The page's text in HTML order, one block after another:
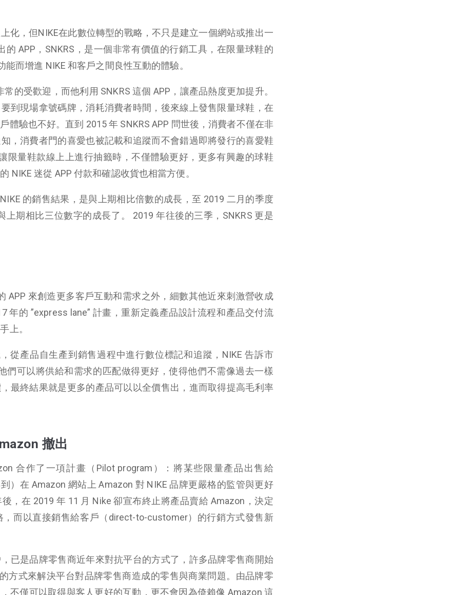
化，但NIKE在此數位轉型的戰略，不只是建立一個網站或推出一
的 APP，SNKRS，是一個非常有價值的行銷工具，在限量球鞋的
能而增進 NIKE 和客戶之間良性互動的體驗。
的受歡迎，而他利用 SNKRS 這個 APP，讓產品熱度更加提升。
到現場拿號碼牌，消耗消費者時間，後來線上發售限量球鞋，在
體驗也不好。直到 2015 年 SNKRS APP 問世後，消費者不僅在非
，消費者門的喜愛也被記載和追蹤而不會錯過即將發行的喜愛鞋
限量鞋款線上上進行抽籤時，不僅體驗更好，更多有興趣的球鞋
NIKE 迷從 APP 付款和確認收貨也相當方便。
的銷售結果，是與上期相比倍數的成長，至 2019 二月的季度
上期相比三位數字的成長了。 2019 年往後的三季，SNKRS 更是
APP 來創造更多客戶互動和需求之外，細數其他近來刺激營收成
年的 ”express lane” 計畫，重新定義產品設計流程和產品交付流
上。
從產品自生產到銷售過程中進行數位標記和追蹤，NIKE 告訴市
們可以將供給和需求的匹配做得更好，使得他們不需像過去一樣
最終結果就是更多的產品可以以全價售出，進而取得提高毛利率
撤出
合作了一項計畫（Pilot program）：將某些限量產品出售給
）在 Amazon 網站上 Amazon 對 NIKE 品牌更嚴格的監管與更好
，在 2019 年 11 月 Nike 卻宣布終止將產品賣給 Amazon，決定
，而以直接銷售給客戶（direct-to-customer）的行銷方式發售新
已是品牌零售商近年來對抗平台的方式了，許多品牌零售商開始
方式來解決平台對品牌零售商造成的零售與商業問題。由品牌零
不僅可以取得與客人更好的互動，更不會因為倚賴像 Amazon 這